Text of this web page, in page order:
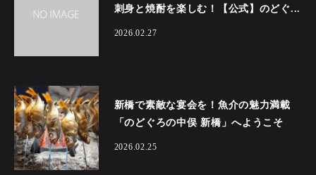
刺身と焼酎を楽しむ！【公式】のどぐ...
2026.02.27
新橋で素敵な宴会を！魚介の魅力満載
「のどぐろの中俣 新橋」へようこそ
2026.02.25